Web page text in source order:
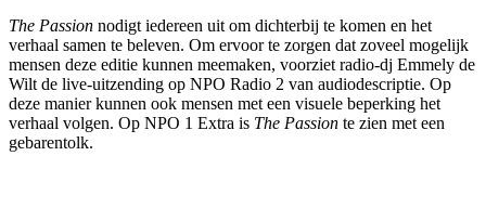
The Passion nodigt iedereen uit om dichterbij te komen en het
verhaal samen te beleven. Om ervoor te zorgen dat zoveel mogelijk
mensen deze editie kunnen meemaken, voorziet radio-dj Emmely de
Wilt de live-uitzending op NPO Radio 2 van audiodescriptie. Op
deze manier kunnen ook mensen met een visuele beperking het
verhaal volgen. Op NPO 1 Extra is The Passion te zien met een
gebarentolk.